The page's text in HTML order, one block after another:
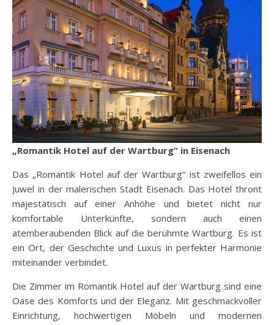
„Romantik Hotel auf der Wartburg“ in Eisenach
Das „Romantik Hotel auf der Wartburg“ ist zweifellos ein
Juwel in der malerischen Stadt Eisenach. Das Hotel thront
majestätisch auf einer Anhöhe und bietet nicht nur
komfortable Unterkünfte, sondern auch einen
atemberaubenden Blick auf die berühmte Wartburg. Es ist
ein Ort, der Geschichte und Luxus in perfekter Harmonie
miteinander verbindet.
Die Zimmer im Romantik Hotel auf der Wartburg sind eine
Oase des Komforts und der Eleganz. Mit geschmackvoller
Einrichtung, hochwertigen Möbeln und modernen